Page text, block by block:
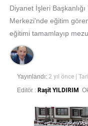
Diyanet İşleri
Merkezi'nde eğitim
eğitimi tamamlayıp
Yayınlandı: 2 yıl önce
|
Editör : Raşit YILDIRIM